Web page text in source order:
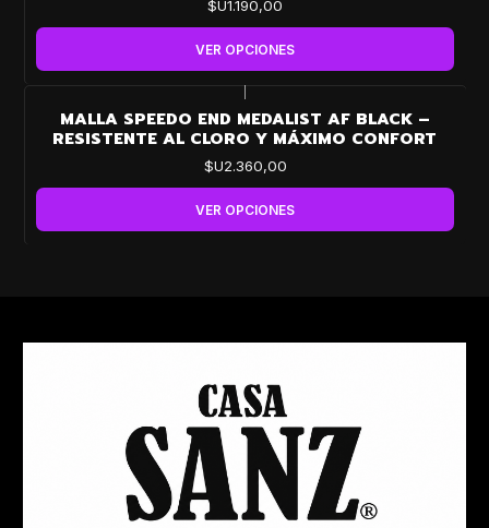
$U1.190,00
VER OPCIONES
MALLA SPEEDO END MEDALIST AF BLACK –
RESISTENTE AL CLORO Y MÁXIMO CONFORT
$U2.360,00
VER OPCIONES